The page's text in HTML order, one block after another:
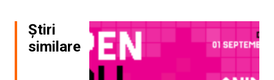
Știri
similare